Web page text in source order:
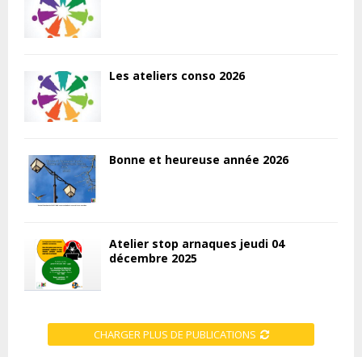
Les ateliers conso 2026
Bonne et heureuse année 2026
Atelier stop arnaques jeudi 04
décembre 2025
CHARGER PLUS DE PUBLICATIONS